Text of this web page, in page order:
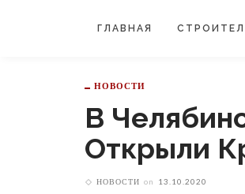
ГЛАВНАЯ
НОВОСТИ
В
Открыли
НОВОСТИ on 13.10.2020